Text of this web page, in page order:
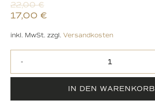
22,00€
17,00 €
inkl. MwSt. zzgl. Versandkosten
-
IN DEN WARENKORB